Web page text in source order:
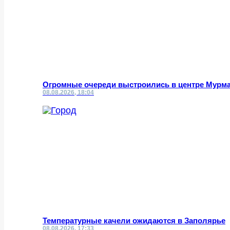
Огромные очереди выстроились в центре
08.08.2026, 18:04
Температурные качели ожидаются в Заполярье
08.08.2026, 17:33